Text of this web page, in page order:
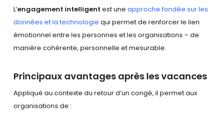
L’engagement intelligent est une approche fondée sur les
données et la technologie qui permet de renforcer le lien
émotionnel entre les personnes et les organisations – de
manière cohérente, personnelle et mesurable.
Principaux avantages après les vacances
Appliqué au contexte du retour d’un congé, il permet aux
organisations de :